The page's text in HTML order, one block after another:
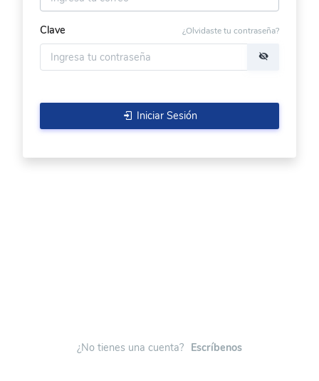
¿Olvidaste tu contraseña?
Clave
Iniciar Sesión
¿No tienes una cuenta? Escríbenos